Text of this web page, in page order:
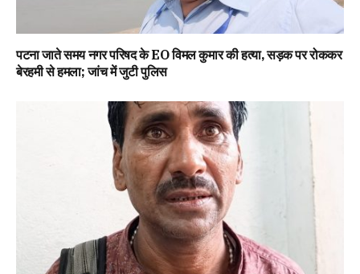
पटना जाते समय नगर परिषद के EO विमल कुमार की हत्या, सड़क पर रोककर
बेरहमी से हमला; जांच में जुटी पुलिस